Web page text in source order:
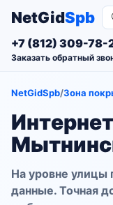
NetGidSpb
+7 (812) 309-78-
Заказать обратный
NetGidSpb/Зона
На уровне улицы
данные. Точная